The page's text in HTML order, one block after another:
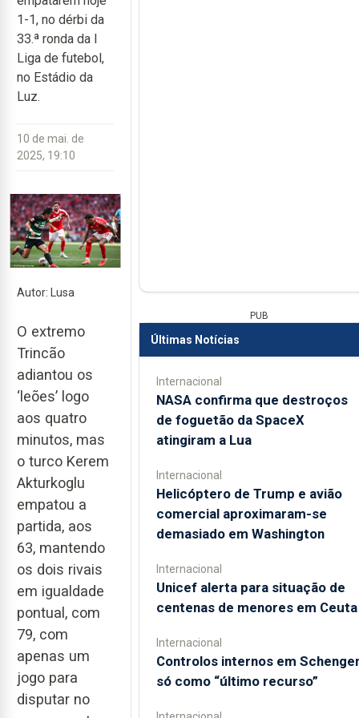
1-1, no dérbi da
33.ª ronda da I
Liga de futebol,
no Estádio da
Luz.
10 de mai. de
2025, 19:10
Autor: Lusa
O extremo
Trincão
adiantou os
‘leões’ logo
aos quatro
minutos, mas
o turco Kerem
Akturkoglu
empatou a
partida, aos
63, mantendo
os dois rivais
em igualdade
pontual, com
79, com
apenas um
jogo para
disputar no
PUB
Últimas Notícias
Internacional
NASA confirma que destroços
de foguetão da SpaceX
atingiram a Lua
Internacional
Helicóptero de Trump e avião
comercial aproximaram-se
demasiado em Washington
Internacional
Unicef alerta para situação de
centenas de menores em Ceuta
Internacional
Controlos internos em
só como “último recurso”